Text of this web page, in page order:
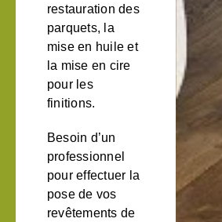
restauration des
parquets, la
mise en huile et
la mise en cire
pour les
finitions.
Besoin d’un
professionnel
pour effectuer la
pose de vos
revêtements de